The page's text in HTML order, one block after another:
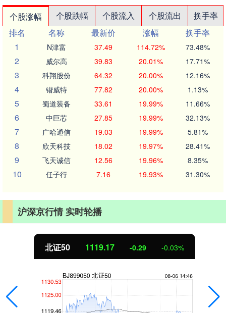
个股涨幅 个股跌幅 个股流入 个股流出
换手率
排名
名称 最新价 涨幅
换手率
1
N津富 37.49 114.72% 73.48%
2 威尔高 39.83 20.01% 17.71%
3 科翔股份 64.32 20.00% 12.16%
4 锴威特 77.82 20.00% 1.13%
5 蜀道装备 33.61 19.99% 11.66%
6 中巨芯 27.85 19.99% 32.13%
7 广哈通信 19.03 19.99% 5.81%
8 欣天科技 18.02 19.97% 28.41%
9 飞天诚信 12.56 19.96% 8.35%
10 任子行 7.16 19.93% 31.30%
沪深京行情 实时轮播
北证50 1119.17 -0.29 -0.03%